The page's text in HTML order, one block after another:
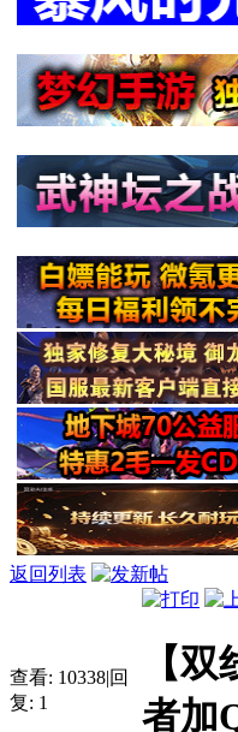
返回列表
查看: 10338|回
复: 1
【
者加